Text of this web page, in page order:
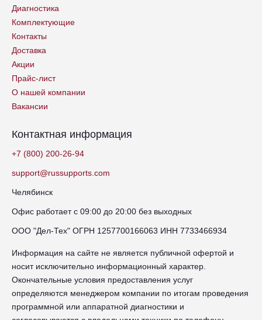
Диагностика
Комплектующие
Контакты
Доставка
Акции
Прайс-лист
О нашей компании
Вакансии
Контактная информация
+7 (800) 200-26-94
support@russupports.com
Челябинск
Офис работает с 09:00 до 20:00 без выходных
ООО "Дел-Тех" ОГРН 1257700166063 ИНН 7733466934
Информация на сайте не является публичной офертой и
носит исключительно информационный характер.
Окончательные условия предоставления услуг
определяются менеджером компании по итогам проведения
программной или аппаратной диагностики и